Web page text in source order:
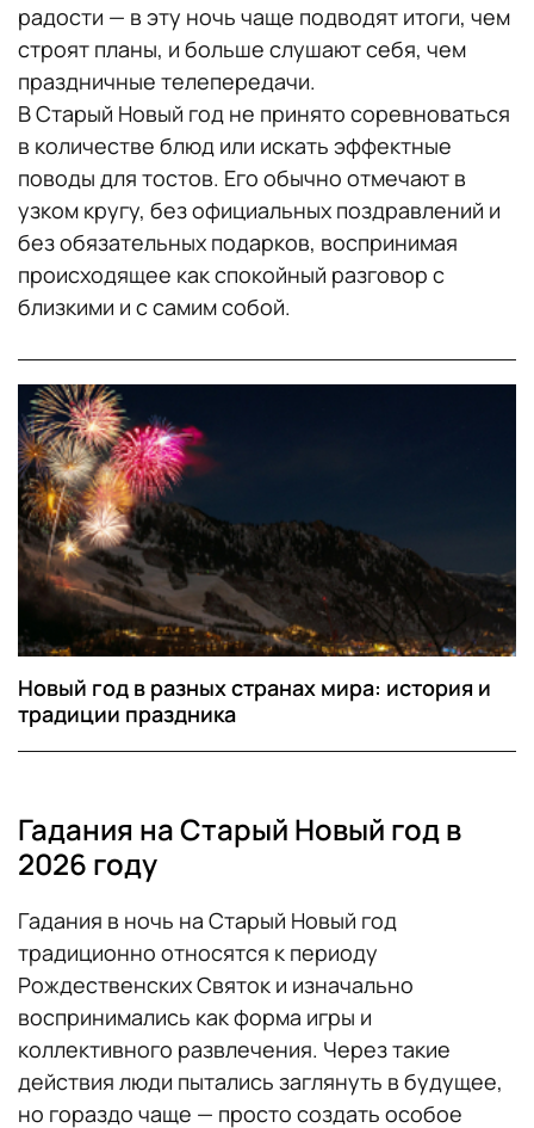
радости — в эту ночь чаще подводят итоги, чем
строят планы, и больше слушают себя, чем
праздничные телепередачи.
В Старый Новый год не принято соревноваться
в количестве блюд или искать эффектные
поводы для тостов. Его обычно отмечают в
узком кругу, без официальных поздравлений и
без обязательных подарков, воспринимая
происходящее как спокойный разговор с
близкими и с самим собой.
Новый год в разных странах мира: история и
традиции праздника
Гадания на Старый Новый год в
2026 году
Гадания в ночь на Старый Новый год
традиционно относятся к периоду
Рождественских Святок и изначально
воспринимались как форма игры и
коллективного развлечения. Через такие
действия люди пытались заглянуть в будущее,
но гораздо чаще — просто создать особое